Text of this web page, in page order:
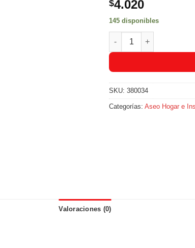
$4.020
145 disponibles
Blanqueador TakTax
SKU:380034
Categorías:Aseo Hogar e
Valoraciones (0)